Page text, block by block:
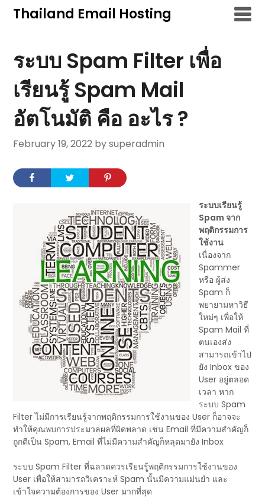
SkipThailand Email Hosting
ระบบ Spam Filter เพื่อ
เรียนรู้ Spam Mail
อัตโนมัติ คือ อะไร ?
February 19, 2022 by superadmin
ระบบเรียนรู้
Spam จาก
พฤติกรรมการ
ใช้งาน
เนื่องจาก
Spammer
หรือ ผู้ส่ง
Spam ก็
พยายามหาวิธี
ใหม่ๆ เพื่อให้
Spam Mail ที่
ตนเองส่ง
สามารถเข้าไป
ยัง Inbox ของ
User อยู่ตลอด
เวลา หาก
ระบบ Spam
Filter ไม่มีการเรียนรู้จากพฤติกรรมการใช้งานของ User ก็อาจจะ
ทำให้คุณพบการประมวลผลที่ผิดพลาด เช่น Email ที่มีความสำคัญก็
ถูกตีเป็น Spam, Email ที่ไม่มีความสำคัญก็หลุดมายัง Inbox
ระบบ Spam Filter ที่ฉลาดควรเรียนรู้พฤติกรรมการใช้งานของ
User เพื่อให้สามารถวิเคราะห์ Spam นั้นมีความแม่นยำ และ
เข้าใจความต้องการของ User มากที่สุด